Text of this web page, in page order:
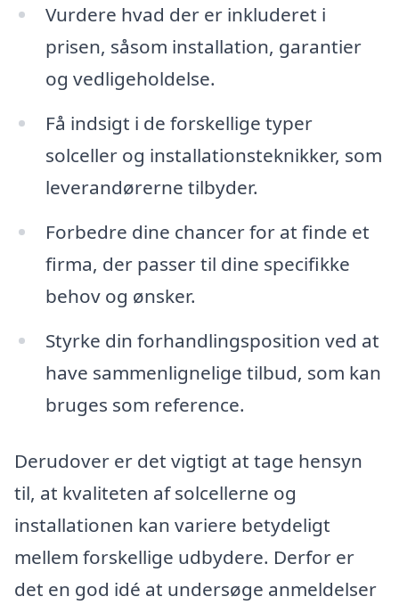
Vurdere hvad der er inkluderet i
prisen, såsom installation, garantier
og vedligeholdelse.
Få indsigt i de forskellige typer
solceller og installationsteknikker, som
leverandørerne tilbyder.
Forbedre dine chancer for at finde et
firma, der passer til dine specifikke
behov og ønsker.
Styrke din forhandlingsposition ved at
have sammenlignelige tilbud, som kan
bruges som reference.
Derudover er det vigtigt at tage hensyn
til, at kvaliteten af solcellerne og
installationen kan variere betydeligt
mellem forskellige udbydere. Derfor er
det en god idé at undersøge anmeldelser